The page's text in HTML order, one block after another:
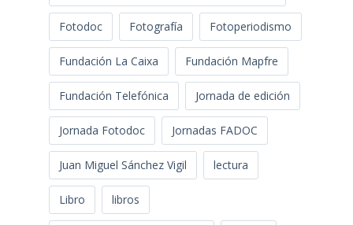
Fotodoc Fotografía Fotoperiodismo
Fundación La Caixa Fundación Mapfre
Fundación Telefónica Jornada de edición
Jornada Fotodoc Jornadas FADOC
Juan Miguel Sánchez Vigil lectura
Libro libros